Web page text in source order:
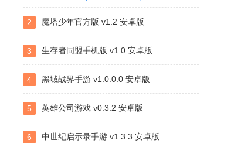
2 魔塔少年官方版 v1.2 安卓版
3 生存者同盟手机版 v1.0 安卓版
4 黑域战界手游 v1.0.0.0 安卓版
5 英雄公司游戏 v0.3.2 安卓版
6 中世纪启示录手游 v1.3.3 安卓版